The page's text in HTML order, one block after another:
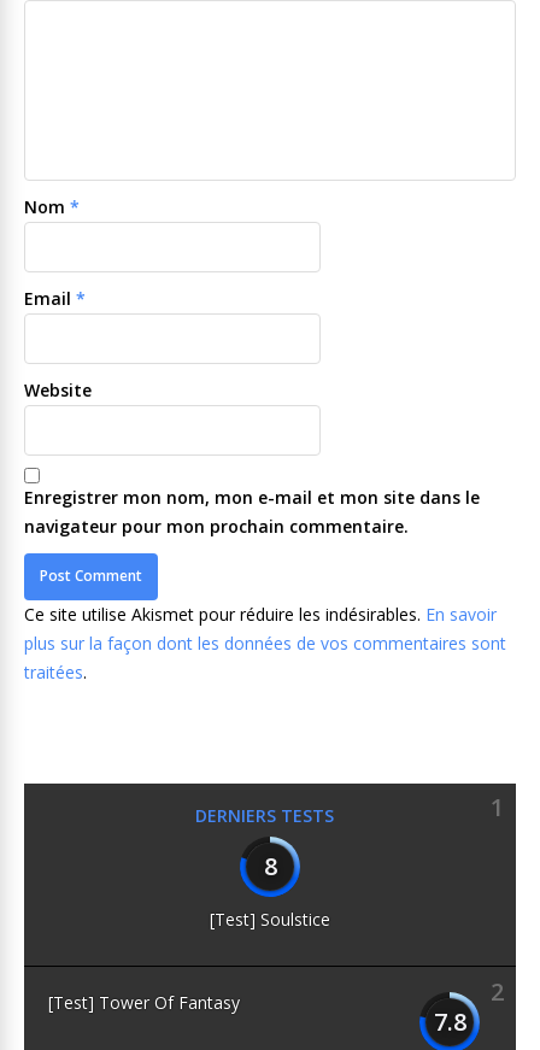
Nom *
Email *
Website
Enregistrer mon nom, mon e-mail et mon site dans le
navigateur pour mon prochain commentaire.
Ce site utilise Akismet pour réduire les indésirables. En savoir
plus sur la façon dont les données de vos commentaires sont
traitées.
DERNIERS TESTS
1
8
[Test] Soulstice
2
7.8
[Test] Tower Of Fantasy